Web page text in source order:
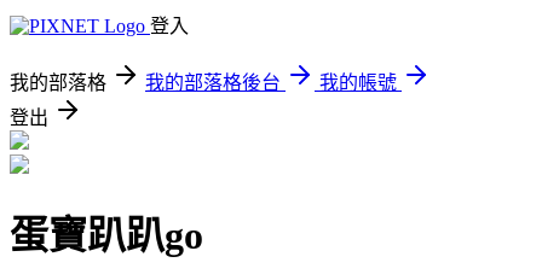
登入
我的部落格 我的部落格後台
我的帳號
登出
蛋寶趴趴go